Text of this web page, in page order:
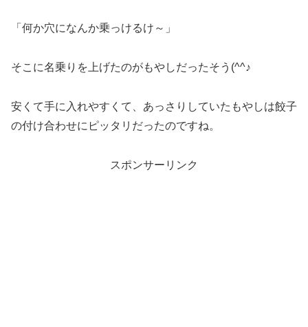
「何か穴になんか乗っけるけ～」
そこに名乗りを上げたのがもやしだったそう(^^♪
安くて手に入れやすくて、あっさりしていたもやしは餃子
の付け合わせにピッタリだったのですね。
スポンサーリンク